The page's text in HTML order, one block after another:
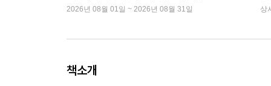
2026년 08월 01일 ~ 2026년 08월 31일 상
책소개